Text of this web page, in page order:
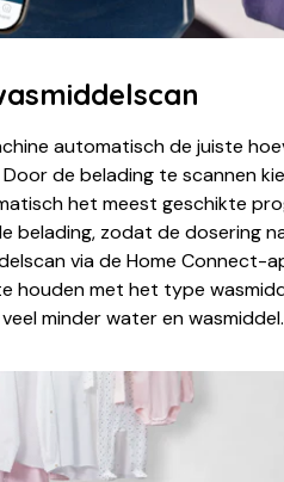
automatisch de juiste
de belading te scannen
het meest geschikte
belading, zodat de dosering
via de Home Connect-
houden met het type
minder water en wasmiddel.